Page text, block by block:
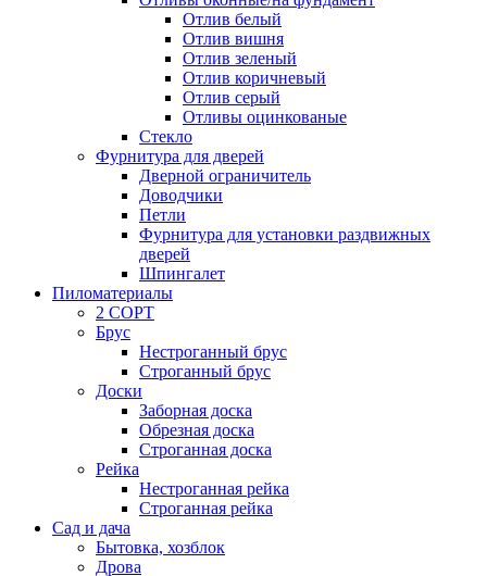
Отлив белый
Отлив вишня
Отлив зеленый
Отлив коричневый
Отлив серый
Отливы оцинкованые
Стекло
Фурнитура для дверей
Дверной ограничитель
Доводчики
Петли
Фурнитура для установки раздвижных
дверей
Шпингалет
Пиломатериалы
2 СОРТ
Брус
Нестроганный брус
Строганный брус
Доски
Заборная доска
Обрезная доска
Строганная доска
Рейка
Нестроганная рейка
Строганная рейка
Сад и дача
Бытовка, хозблок
Дрова